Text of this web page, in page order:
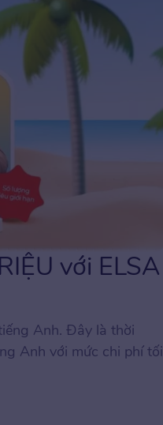
với ELSA
Anh. Đây là thời
Anh với mức chi phí tối